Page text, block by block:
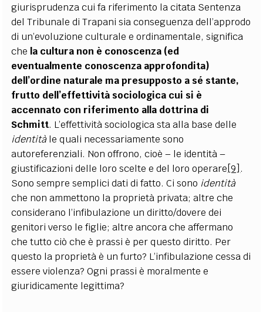
giurisprudenza cui fa riferimento la citata Sentenza
del Tribunale di Trapani sia conseguenza dell’approdo
di un’evoluzione culturale e ordinamentale, significa
che la cultura non è conoscenza (ed
eventualmente conoscenza approfondita)
dell’ordine naturale ma presupposto a sé stante,
frutto dell’effettività sociologica cui si è
accennato con riferimento alla dottrina di
Schmitt. L’effettività sociologica sta alla base delle
identitàle quali necessariamente sono
autoreferenziali. Non offrono, cioè – le identità –
giustificazioni delle loro scelte e del loro operare[9] .
Sono sempre semplici dati di fatto. Ci sono identità
che non ammettono la proprietà privata; altre che
considerano l’infibulazione un diritto/dovere dei
genitori verso le figlie; altre ancora che affermano
che tutto ciò che è prassi è per questo diritto. Per
questo la proprietà è un furto? L’infibulazione cessa di
essere violenza? Ogni prassi è moralmente e
giuridicamente legittima?